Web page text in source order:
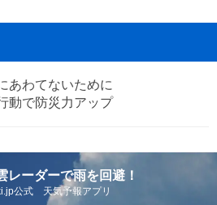
あわてないために
動で防災力アップ
レーダーで雨を回避！
公式 天気予報アプリ